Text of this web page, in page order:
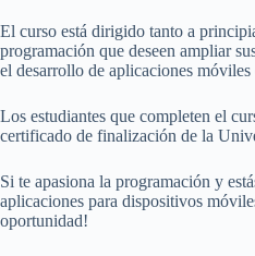
El curso está dirigido tanto a
programación que deseen ampliar
el desarrollo de aplicaciones
Los estudiantes que completen el
certificado de finalización de la
Si te apasiona la programación y
aplicaciones para dispositivos
oportunidad!